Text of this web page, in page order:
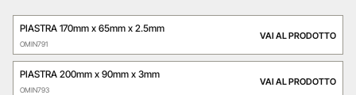
PIASTRA 170mm x 65mm x 2.5mm
OMIN791
VAI AL PRODOTTO
PIASTRA 200mm x 90mm x 3mm
OMIN793
VAI AL PRODOTTO